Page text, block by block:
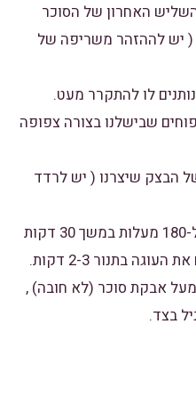
האחרון של הסוכר
יש לההזהר משריפה של
שבישלנו בצורה צפופה
הבצק שיצרנו ( יש לרדד
9. אופים בתנור שחומם מראש ל-180 מעלות במשך 30 דקות
בתנור 2-3 דקות.
מעל אבקת סוכר (לא חובה) ,
בצד.